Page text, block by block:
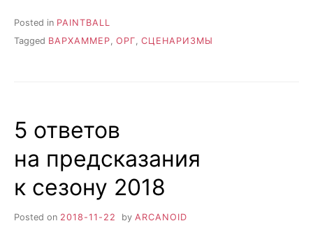
Posted in PAINTBALL
Tagged ВАРХАММЕР, ОРГ, СЦЕНАРИЗМЫ
5 ответов
на предсказания
к сезону 2018
Posted on 2018-11-22 by ARCANOID